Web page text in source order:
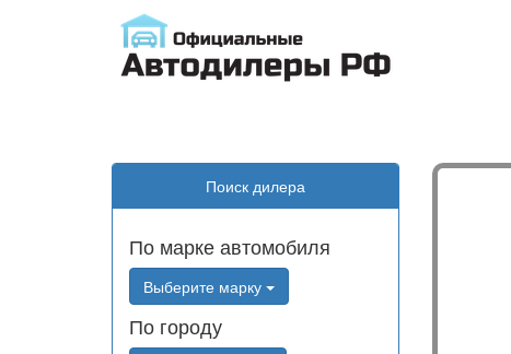
Поиск дилера
По марке автомобиля
Выберите марку
По городу